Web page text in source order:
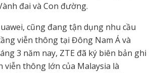
đai và Con đường.
cũng đang tận dụng nhu cầu
viễn thông tại Đông Nam Á và
3 năm nay, ZTE đã ký biên bản ghi
viễn thông lớn của Malaysia là